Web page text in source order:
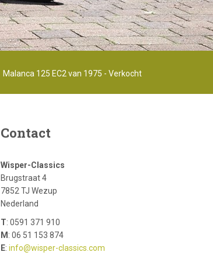
Malanca 125 EC2 van 1975 - Verkocht
Contact
Wisper-Classics
Brugstraat 4
7852 TJ Wezup
Nederland
T: 0591 371 910
M : 06 51 153 874
E: info@wisper-classics.com